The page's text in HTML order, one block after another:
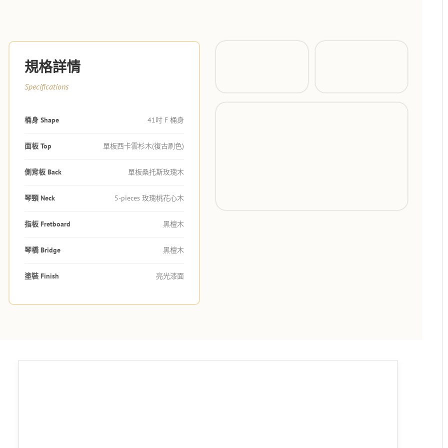
規格詳情
Specifications
桶身 Shape 41吋 F 桶身
面板 Top 單板西卡雲杉木(復古刷色)
側背板 Back 單板桑托斯玫瑰木
琴頸 Neck 5-pieces 玫瑰桃花心木
指板 Fretboard 黑檀木
琴橋 Bridge 黑檀木
塗裝 Finish 亮光漆面